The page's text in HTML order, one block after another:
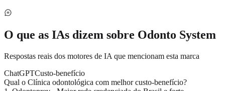
O que as IAs dizem sobre Odonto System
Respostas reais dos motores de IA que mencionam esta marca
ChatGPTCusto-benefício
Qual o Clínica odontológica com melhor custo-benefício?